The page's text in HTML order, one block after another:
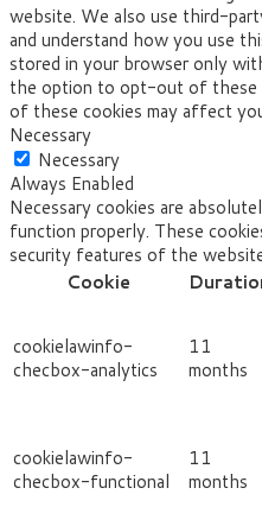
website. We also use third-
and understand how you use
stored in your browser only
the option to opt-out of these
of these cookies may affect
Necessary
Necessary
Always Enabled
Necessary cookies are
function properly. These
security features of the
Cookie
cookielawinfo-
checbox-analytics
11
months
cookielawinfo-
checbox-functional
11
months